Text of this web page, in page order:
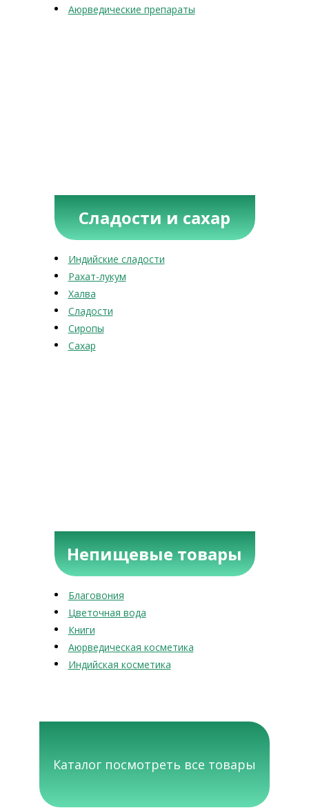
Аюрведические препараты
Сладости и сахар
Индийские сладости
Рахат-лукум
Халва
Сладости
Сиропы
Сахар
Непищевые товары
Благовония
Цветочная вода
Книги
Аюрведическая косметика
Индийская косметика
Каталог посмотреть все товары